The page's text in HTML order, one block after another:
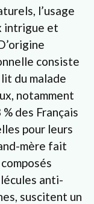
l’usage
intrigue et
consiste
du malade
notamment
des Français
pour leurs
mère fait
anti-
suscitent un